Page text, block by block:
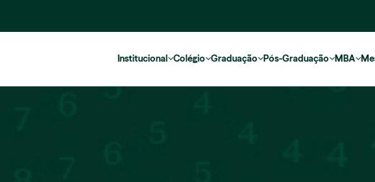
Institucional Colégio Graduação Pós-Graduação MBA